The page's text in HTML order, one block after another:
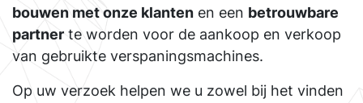
bouwen met onze klanten en een betrouwbare
partner te worden voor de aankoop en verkoop
van gebruikte verspaningsmachines.
Op uw verzoek helpen we u zowel bij het vinden